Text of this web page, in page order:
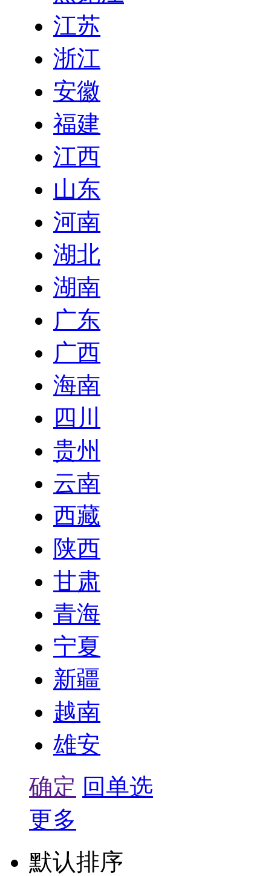
江苏
浙江
安徽
福建
江西
山东
河南
湖北
湖南
广东
广西
海南
四川
贵州
云南
西藏
陕西
甘肃
青海
宁夏
新疆
越南
雄安
确定 回单选
更多
默认排序